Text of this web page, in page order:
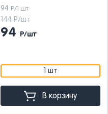
94 Р/1 шт
144 Р/шт
94 Р/шт
1 шт
В корзину